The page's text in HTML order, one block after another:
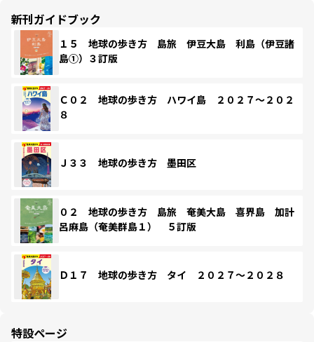
新刊ガイドブック
１５ 地球の歩き方 島旅 伊豆大島 利島（伊豆諸
島①）３訂版
Ｃ０２ 地球の歩き方 ハワイ島 ２０２７～２０２
８
Ｊ３３ 地球の歩き方 墨田区
０２ 地球の歩き方 島旅 奄美大島 喜界島 加計
呂麻島（奄美群島１） ５訂版
Ｄ１７ 地球の歩き方 タイ ２０２７～２０２８
特設ページ